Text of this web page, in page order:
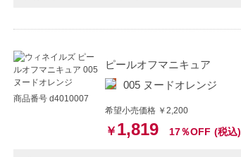
商品番号 d4010007
ピールオフマニキュア
005 ヌードオレンジ
希望小売価格 ￥2,200
￥ 1,819 17％OFF (税込)